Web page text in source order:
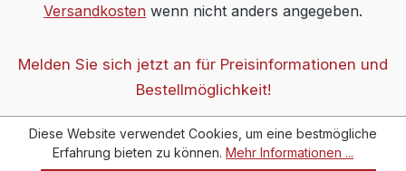
Versandkosten wenn nicht anders angegeben.
Melden Sie sich jetzt an für Preisinformationen und
Bestellmöglichkeit!
Diese Website verwendet Cookies, um eine bestmögliche
Erfahrung bieten zu können. Mehr Informationen ...